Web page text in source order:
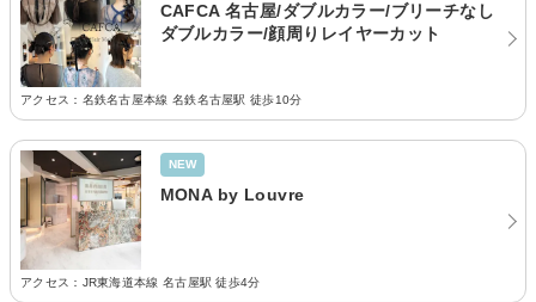
CAFCA 名古屋/ダブルカラー/ブリーチなし
ダブルカラー/顔周りレイヤーカット
アクセス：名鉄名古屋本線 名鉄名古屋駅 徒歩10分
NEW
MONA by Louvre
アクセス：JR東海道本線 名古屋駅 徒歩4分